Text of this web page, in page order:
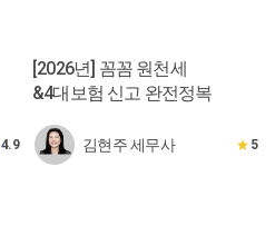
4.9
[2026년] 꼼꼼 원천세
&4대보험 신고 완전정복
김현주 세무사 5